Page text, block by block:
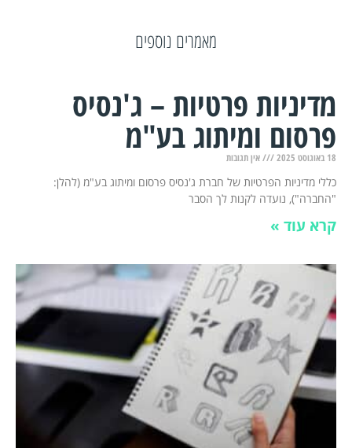
מאמרים נוספים
מדיניות פרטיות – ג'נסיס
פרסום ומיתוג בע"מ
18 באוגוסט 2025 אין תגובות
כללי מדיניות הפרטיות של חברת ג'נסיס פרסום ומיתוג בע"מ (להלן:
"החברה"), נועדה לקנות לך הסבר
קרא עוד »